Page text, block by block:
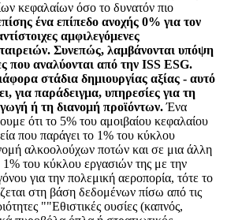
κεφαλαίων όσο το δυνατόν πιο
ένα επίπεδο ανοχής 0% για τον
αμφιλεγόμενες
Συνεπώς, λαμβάνονται υπόψη
που αναλύονται από την ISS ESG.
στάδια δημιουργίας αξίας - αυτό
για παράδειγμα, υπηρεσίες για τη
ή τη διανομή προϊόντων.Ένα
ότι το 5% του αμοιβαίου κεφαλαίου
που παράγει το 1% του κύκλου
αλκοολούχων ποτών και σε μια άλλη
1% του κύκλου εργασιών της με την
για την πολεμική αεροπορία, τότε το
στη βάση δεδομένων πίσω από τις
""Εθιστικές ουσίες (καπνός,